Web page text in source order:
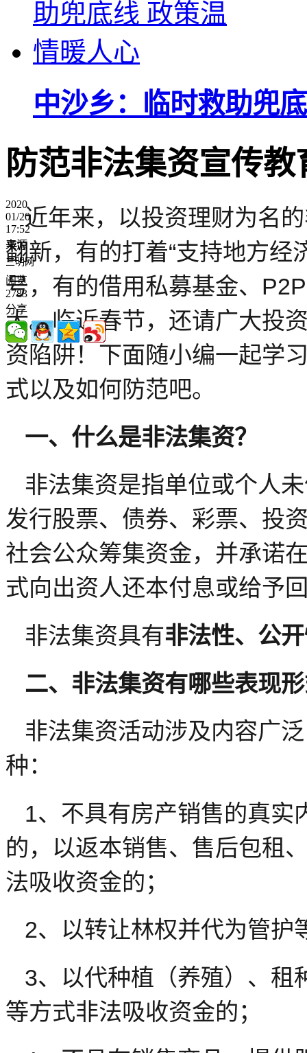
中沙乡：临时救助兜
防范非法集资宣传
2020
01/20
17:52
来源
三明网
阅览
2783
分享
近年来，以投资理财为名
翻新，有的打着“支持地方经
号，有的借用私募基金、
大。临近春节，还请广大投
资陷阱！下面随小编一起学
式以及如何防范吧。
一、什么是非法集资？
非法集资是指单位或个人
发行股票、债券、彩票、投
社会公众筹集资金，并承诺
式向出资人还本付息或给予
非法集资具有非法性、公
二、非法集资有哪些表现
非法集资活动涉及内容广
种：
1、不具有房产销售的真实
的，以返本销售、售后包租
法吸收资金的；
2、以转让林权并代为管护
3、以代种植（养殖）、租
等方式非法吸收资金的；